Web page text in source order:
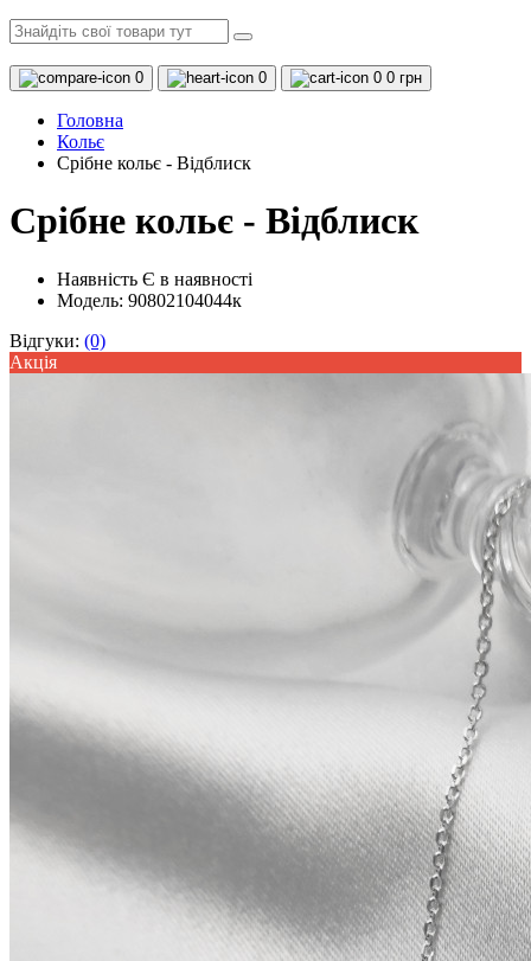
0 0 0 0 грн
Головна
Кольє
Срібне кольє - Відблиск
Срібне кольє - Відблиск
Наявність Є в наявності
Модель: 90802104044к
Відгуки: (0)
Акцiя